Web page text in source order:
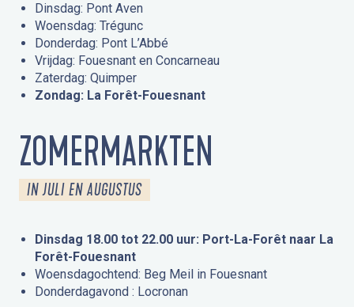
Dinsdag: Pont Aven
Woensdag: Trégunc
Donderdag: Pont L’Abbé
Vrijdag: Fouesnant en Concarneau
Zaterdag: Quimper
Zondag: La Forêt-Fouesnant
ZOMERMARKTEN
IN JULI EN AUGUSTUS
Dinsdag 18.00 tot 22.00 uur: Port-La-Forêt naar La
Forêt-Fouesnant
Woensdagochtend: Beg Meil in Fouesnant
Donderdagavond : Locronan